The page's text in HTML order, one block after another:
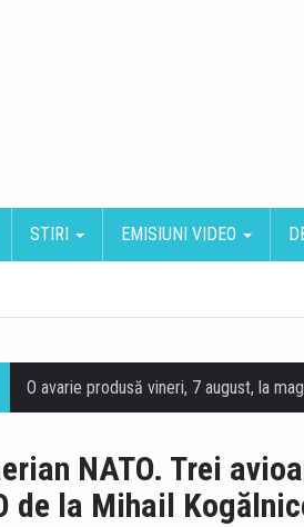
STIRI EMISIUNI VIDEO
NATO. Trei
de la Mihail